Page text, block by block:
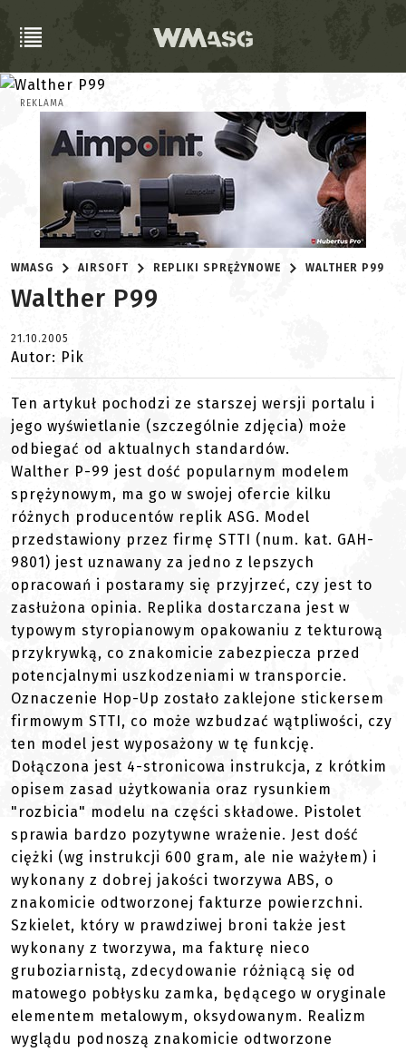
REKLAMA
WMASG AIRSOFT REPLIKI SPRĘŻYNOWE WALTHER P99
Walther P99
21.10.2005
Autor: Pik
Ten artykuł pochodzi ze starszej wersji portalu i
jego wyświetlanie (szczególnie zdjęcia) może
odbiegać od aktualnych standardów.
Walther P-99 jest dość popularnym modelem
sprężynowym, ma go w swojej ofercie kilku
różnych producentów replik ASG. Model
przedstawiony przez firmę STTI (num. kat. GAH-
9801) jest uznawany za jedno z lepszych
opracowań i postaramy się przyjrzeć, czy jest to
zasłużona opinia. Replika dostarczana jest w
typowym styropianowym opakowaniu z tekturową
przykrywką, co znakomicie zabezpiecza przed
potencjalnymi uszkodzeniami w transporcie.
Oznaczenie Hop-Up zostało zaklejone stickersem
firmowym STTI, co może wzbudzać wątpliwości, czy
ten model jest wyposażony w tę funkcję.
Dołączona jest 4-stronicowa instrukcja, z krótkim
opisem zasad użytkowania oraz rysunkiem
"rozbicia" modelu na części składowe. Pistolet
sprawia bardzo pozytywne wrażenie. Jest dość
ciężki (wg instrukcji 600 gram, ale nie ważyłem) i
wykonany z dobrej jakości tworzywa ABS, o
znakomicie odtworzonej fakturze powierzchni.
Szkielet, który w prawdziwej broni także jest
wykonany z tworzywa, ma fakturę nieco
gruboziarnistą, zdecydowanie różniącą się od
matowego pobłysku zamka, będącego w oryginale
elementem metalowym, oksydowanym. Realizm
wyglądu podnoszą znakomicie odtworzone